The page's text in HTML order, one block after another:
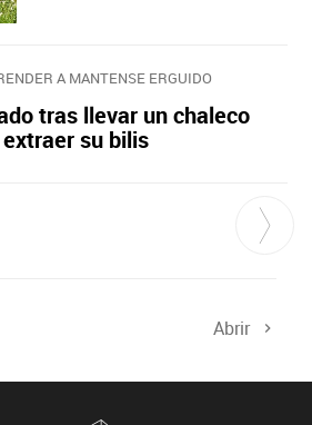
A MANTENSE ERGUIDO
tras llevar un chaleco
su bilis
Abrir